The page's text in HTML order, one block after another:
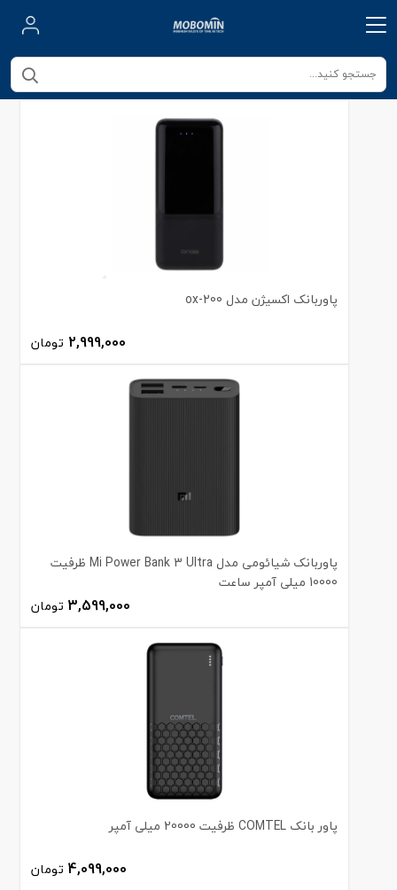
پاوربانک اکسیژن مدل ox-200
2,999,000 تومان
پاوربانک شیائومی مدل Mi Power Bank 3 Ultra ظرفیت
10000 میلی آمپر ساعت
3,599,000 تومان
پاور بانک COMTEL ظرفیت 20000 میلی آمپر
4,099,000 تومان